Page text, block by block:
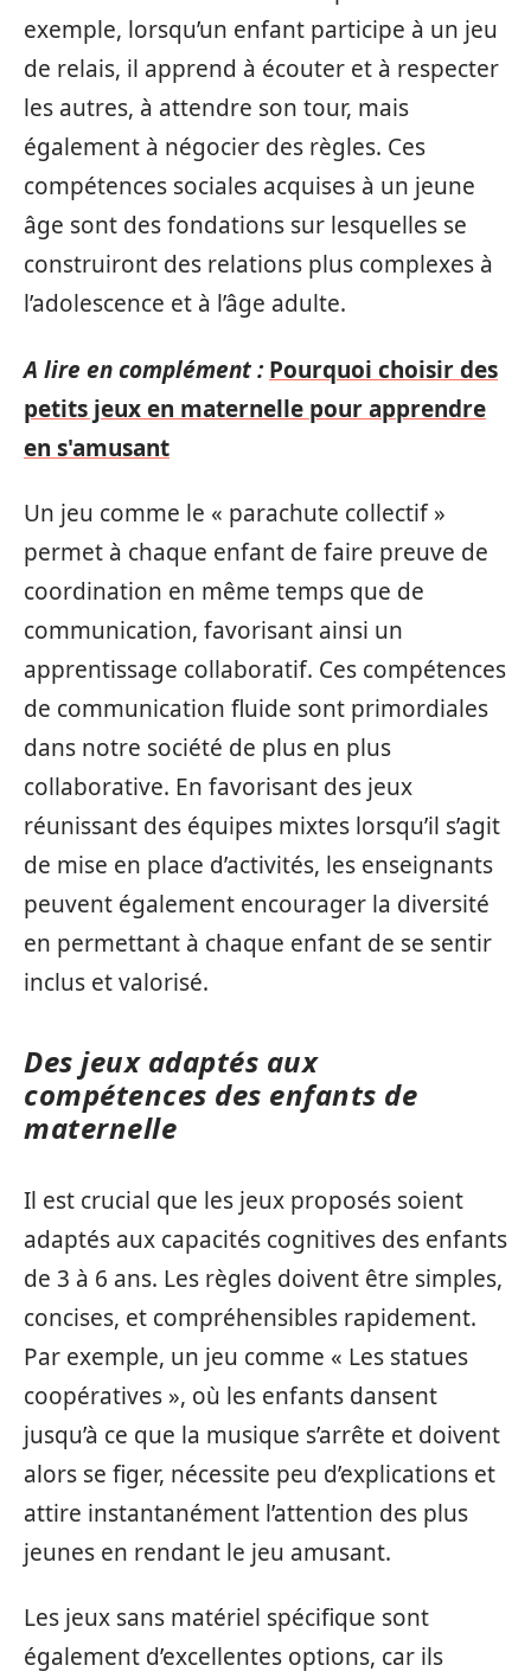
exemple, lorsqu’un enfant participe à un jeu
de relais, il apprend à écouter et à respecter
les autres, à attendre son tour, mais
également à négocier des règles. Ces
compétences sociales acquises à un jeune
âge sont des fondations sur lesquelles se
construiront des relations plus complexes à
l’adolescence et à l’âge adulte.
A lire en complément : Pourquoi choisir des
petits jeux en maternelle pour apprendre
en s'amusant
Un jeu comme le « parachute collectif »
permet à chaque enfant de faire preuve de
coordination en même temps que de
communication, favorisant ainsi un
apprentissage collaboratif. Ces compétences
de communication fluide sont primordiales
dans notre société de plus en plus
collaborative. En favorisant des jeux
réunissant des équipes mixtes lorsqu’il s’agit
de mise en place d’activités, les enseignants
peuvent également encourager la diversité
en permettant à chaque enfant de se sentir
inclus et valorisé.
Des jeux adaptés aux
compétences des enfants de
maternelle
Il est crucial que les jeux proposés soient
adaptés aux capacités cognitives des enfants
de 3 à 6 ans. Les règles doivent être simples,
concises, et compréhensibles rapidement.
Par exemple, un jeu comme « Les statues
coopératives », où les enfants dansent
jusqu’à ce que la musique s’arrête et doivent
alors se figer, nécessite peu d’explications et
attire instantanément l’attention des plus
jeunes en rendant le jeu amusant.
Les jeux sans matériel spécifique sont
également d’excellentes options, car ils